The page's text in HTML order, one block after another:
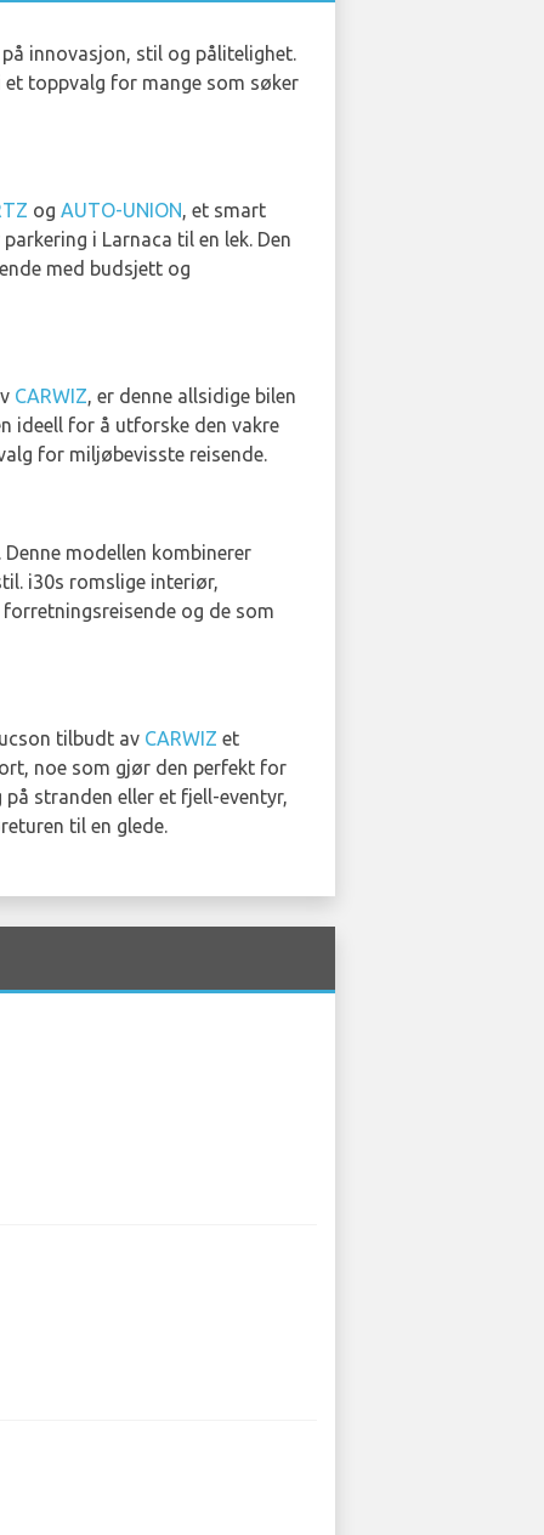
innovasjon, stil og pålitelighet.
toppvalg for mange som søker
og AUTO-UNION, et smart
i Larnaca til en lek. Den
med budsjett og
CARWIZ, er denne allsidige bilen
ideell for å utforske den vakre
for miljøbevisste reisende.
. Denne modellen kombinerer
i30s romslige interiør,
og de som
tilbudt av CARWIZ et
noe som gjør den perfekt for
stranden eller et fjell-eventyr,
til en glede.